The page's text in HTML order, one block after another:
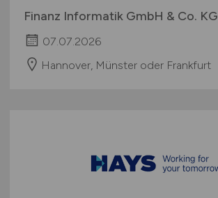
Finanz Informatik GmbH & Co. KG
07.07.2026
Hannover, Münster oder Frankfurt